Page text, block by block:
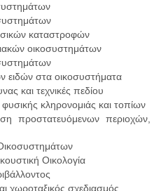
καταστροφών
οικοσυστημάτων
ειδών στα οικοσυστήματα
και τεχνικές πεδίου
κληρονομιάς και τοπίων
προστατευόμενων περιοχών,
Οικολογία
χωροταξικός σχεδιασμός